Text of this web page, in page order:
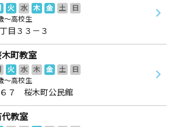
火 水 木 金 土
日
～高校生
目３３－３
町教室
火 水 木 金 土
日
～高校生
７ 桜木町公民館
教室